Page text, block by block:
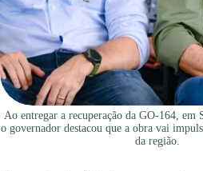
Ao entregar a recuperação da GO-164, em
o governador destacou que a obra vai
da região.